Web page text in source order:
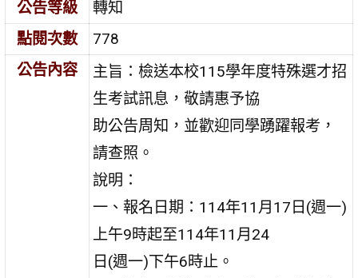
公告等級
轉知
點閱次數
778
公告內容
主旨：檢送本校115學年度特殊選才招
生考試訊息，敬請惠予協
助公告周知，並歡迎同學踴躍報考，
請查照。
說明：
一、報名日期：114年11月17日(週一)
上午9時起至114年11月24
日(週一)下午6時止。